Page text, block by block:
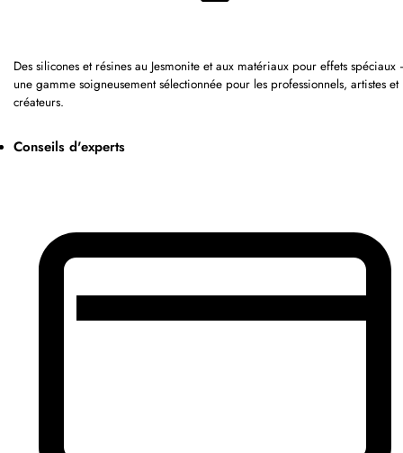
Des silicones et résines au Jesmonite et aux matériaux pour effets
une gamme soigneusement sélectionnée pour les professionnels, artistes et
créateurs.
Conseils d'experts